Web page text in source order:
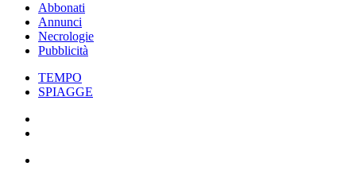
Abbonati
Annunci
Necrologie
Pubblicità
TEMPO
SPIAGGE